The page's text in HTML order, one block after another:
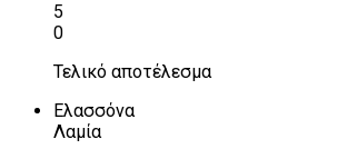
5
0
Τελικό αποτέλεσμα
Ελασσόνα
Λαμία